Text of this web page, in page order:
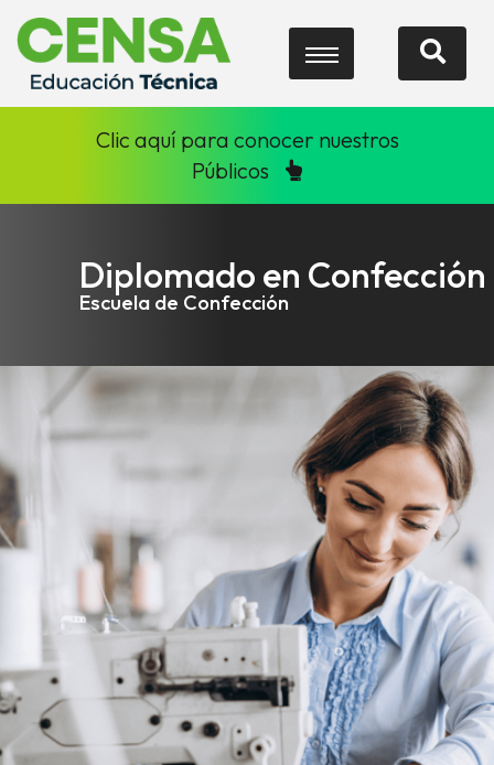
Clic aquí para conocer nuestros
Públicos
Diplomado en Confección
Escuela de Confección